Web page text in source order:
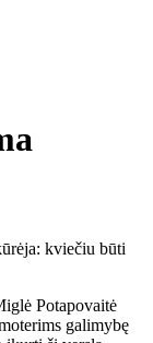
kviečiu būti
Potapovaitė
galimybę